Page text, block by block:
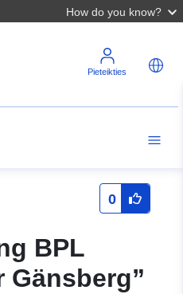
How do you know?
Pieteikties
0
BPL
Gänsberg”